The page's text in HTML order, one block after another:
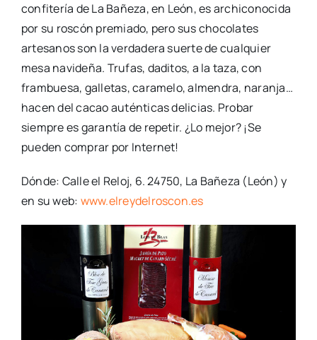
confitería de La Bañeza, en León, es archiconocida
por su roscón premiado, pero sus chocolates
artesanos son la verdadera suerte de cualquier
mesa navideña. Trufas, daditos, a la taza, con
frambuesa, galletas, caramelo, almendra, naranja…
hacen del cacao auténticas delicias. Probar
siempre es garantía de repetir. ¿Lo mejor? ¡Se
pueden comprar por Internet!
Dónde: Calle el Reloj, 6. 24750, La Bañeza (León) y
en su web: www.elreydelroscon.es